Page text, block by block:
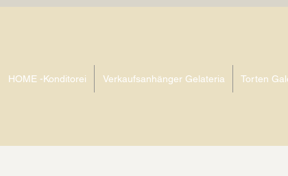
HOME -Konditorei Verkaufsanhänger Gelateria Torten